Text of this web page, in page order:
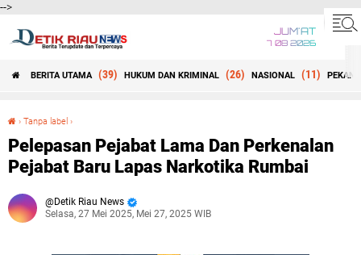
-->
JUM'AT
7 08 2026
BERITA UTAMA (39) HUKUM DAN KRIMINAL (26) NASIONAL (11)
› Tanpa label ›
Pelepasan Pejabat Lama Dan Perkenalan
Pejabat Baru Lapas Narkotika Rumbai
Detik Riau News
Selasa, 27 Mei 2025, Mei 27, 2025 WIB